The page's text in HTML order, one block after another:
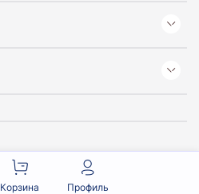
Корзина Профиль